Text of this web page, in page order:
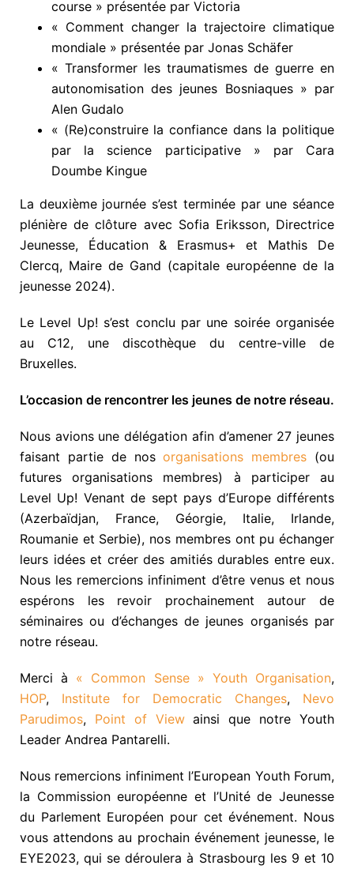
course » présentée par Victoria
« Comment changer la trajectoire climatique
mondiale » présentée par Jonas Schäfer
« Transformer les traumatismes de guerre en
autonomisation des jeunes Bosniaques » par
Alen Gudalo
« (Re)construire la confiance dans la politique
par la science participative » par Cara
Doumbe Kingue
La deuxième journée s’est terminée par une séance
plénière de clôture avec Sofia Eriksson, Directrice
Jeunesse, Éducation & Erasmus+ et Mathis De
Clercq, Maire de Gand (capitale européenne de la
jeunesse 2024).
Le Level Up! s’est conclu par une soirée organisée
au C12, une discothèque du centre-ville de
Bruxelles.
L’occasion de rencontrer les jeunes de notre réseau.
Nous avions une délégation afin d’amener 27 jeunes
faisant partie de nosorganisations membres (ou
futures organisations membres) à participer au
Level Up! Venant de sept pays d’Europe différents
(Azerbaïdjan, France, Géorgie, Italie, Irlande,
Roumanie et Serbie), nos membres ont pu échanger
leurs idées et créer des amitiés durables entre eux.
Nous les remercions infiniment d’être venus et nous
espérons les revoir prochainement autour de
séminaires ou d’échanges de jeunes organisés par
notre réseau.
Merci à « Common Sense » Youth Organisation,
HOP, Institute for Democratic Changes, Nevo
Parudimos, Point of Viewainsi que notre Youth
Leader Andrea Pantarelli.
Nous remercions infiniment l’European Youth Forum,
la Commission européenne et l’Unité de Jeunesse
du Parlement Européen pour cet événement. Nous
vous attendons au prochain événement jeunesse, le
EYE2023, qui se déroulera à Strasbourg les 9 et 10